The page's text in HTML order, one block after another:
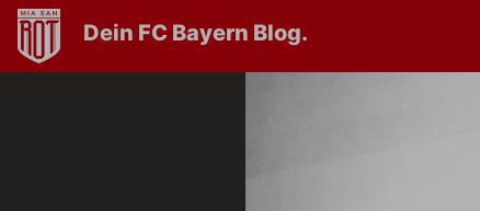
Dein FC Bayern Blog.